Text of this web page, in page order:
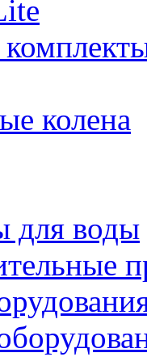
колена
для воды